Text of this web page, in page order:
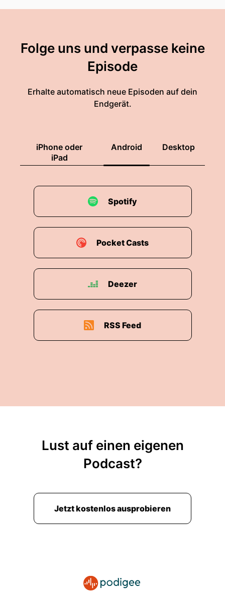
Folge uns und verpasse keine
Episode
Erhalte automatisch neue Episoden auf dein
Endgerät.
iPhone oder
iPad
Android Desktop
Spotify
Pocket Casts
Deezer
RSS Feed
Lust auf einen eigenen
Podcast?
Jetzt kostenlos ausprobieren